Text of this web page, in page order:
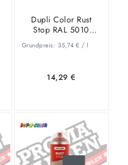
Dupli Color Rust
Stop RAL 5010
Grundpreis: 35,74 €/ l
14,29€